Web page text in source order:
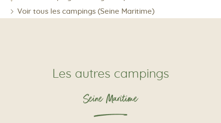
Voir tous les campings (Seine Maritime)
Les autres campings
Seine Maritime